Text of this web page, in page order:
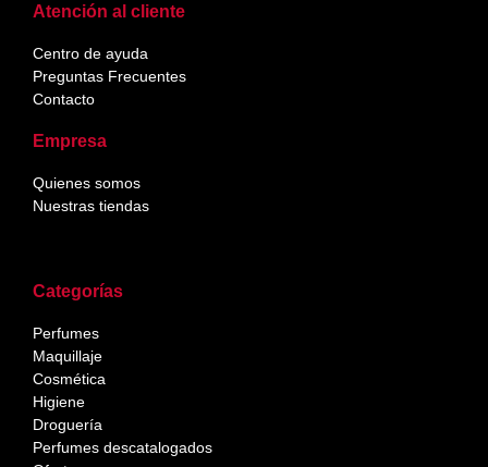
Categorías
Perfumes
Maquillaje
Cosmética
Higiene
Droguería
Perfumes descatalogados
Atención al cliente
Centro de ayuda
Preguntas Frecuentes
Contacto
Empresa
Quienes somos
Nuestras tiendas